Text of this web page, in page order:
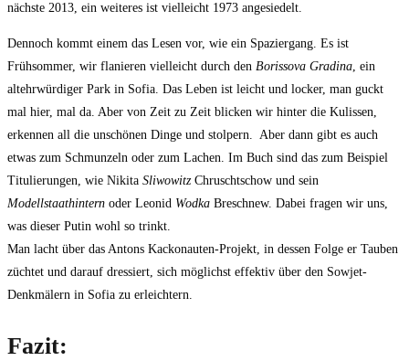
nächste 2013, ein weiteres ist vielleicht 1973 angesiedelt.
Dennoch kommt einem das Lesen vor, wie ein Spaziergang. Es ist
Frühsommer, wir flanieren vielleicht durch den Borissova Gradina, ein
altehrwürdiger Park in Sofia. Das Leben ist leicht und locker, man guckt
mal hier, mal da. Aber von Zeit zu Zeit blicken wir hinter die Kulissen,
erkennen all die unschönen Dinge und stolpern. Aber dann gibt es auch
etwas zum Schmunzeln oder zum Lachen. Im Buch sind das zum Beispiel
Titulierungen, wie Nikita SliwowitzChruschtschow und sein
Modellstaathintern oder Leonid Wodka Breschnew. Dabei fragen wir uns,
was dieser Putin wohl so trinkt.
Man lacht über das Antons Kackonauten-Projekt, in dessen Folge er Tauben
züchtet und darauf dressiert, sich möglichst effektiv über den Sowjet-
Denkmälern in Sofia zu erleichtern.
Fazit: